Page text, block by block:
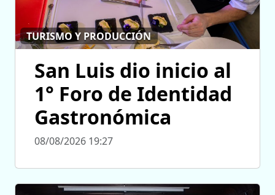
TURISMO Y PRODUCCIÓN
San Luis dio inicio al
1° Foro de Identidad
Gastronómica
08/08/2026 19:27